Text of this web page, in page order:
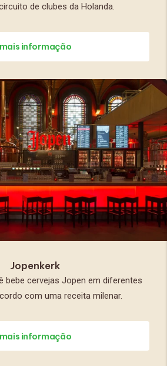
de clubes da Holanda.
mais informação
Jopenkerk
bebe cervejas Jopen em diferentes
com uma receita milenar.
mais informação